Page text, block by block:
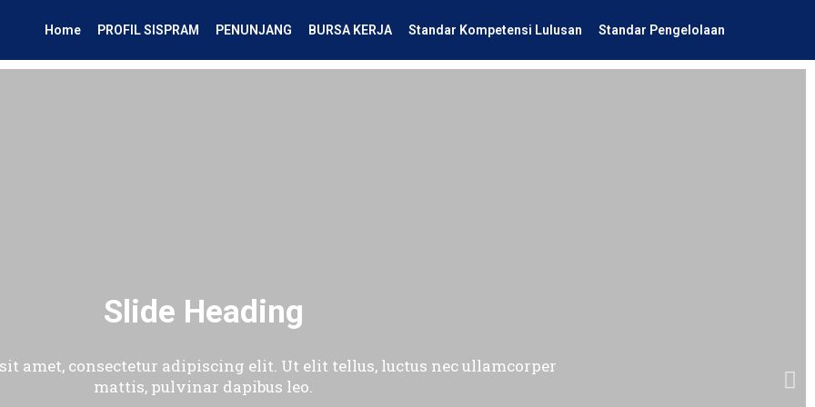
Home PROFIL SISPRAM PENUNJANG BURSA KERJA Standar Kompetensi Lulusan Standar Pengelolaan
Slide Heading
amet, consectetur adipiscing elit. Ut elit tellus, luctus nec ullamcorper
mattis, pulvinar dapibus leo.